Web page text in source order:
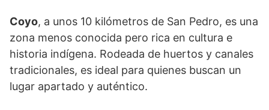
Coyo, a unos 10 kilómetros de San Pedro, es una
zona menos conocida pero rica en cultura e
historia indígena. Rodeada de huertos y canales
tradicionales, es ideal para quienes buscan un
lugar apartado y auténtico.